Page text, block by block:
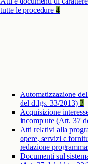
tutte le procedure 4
Automatizzazione
del d.lgs. 33/2013) 2
Acquisizione
incompiute (Art. 37
Atti relativi alla
opere, servizi e
redazione
Documenti sul